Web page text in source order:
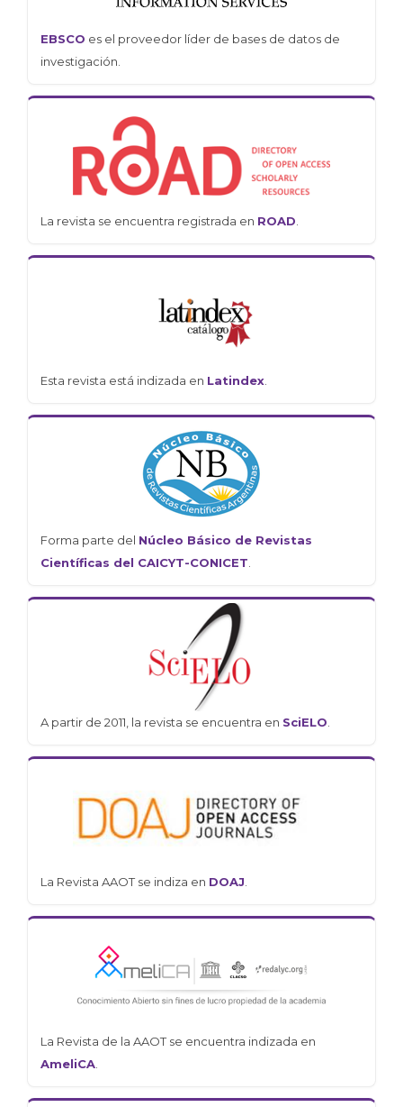
EBSCO es el proveedor líder de bases de datos de
investigación.
La revista se encuentra registrada en ROAD
Esta revista está indizada en Latindex
Forma parte del Núcleo Básico de Revistas
Científicas del CAICYT-CONICET
A partir de 2011, la revista se encuentra en SciELO
La Revista AAOT se indiza en DOAJ
La Revista de la AAOT se encuentra indizada en
AmeliCA